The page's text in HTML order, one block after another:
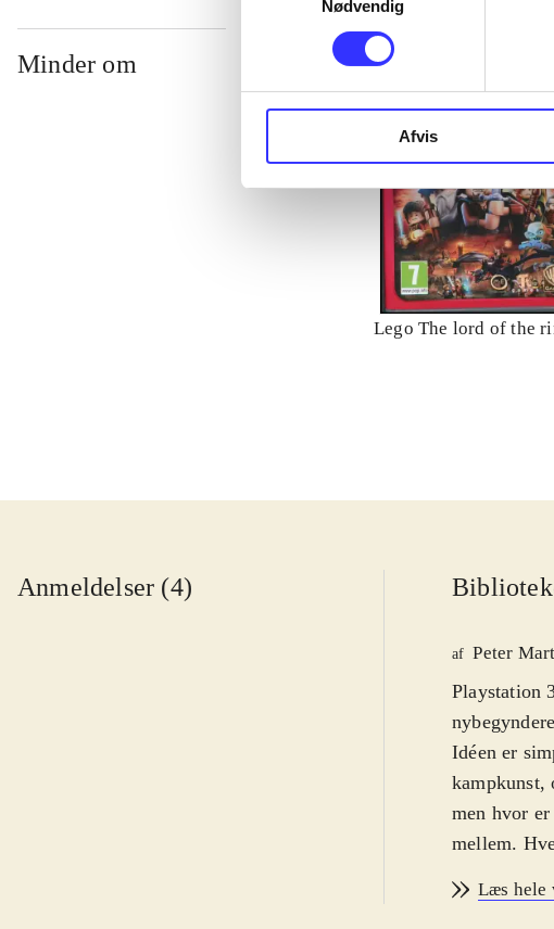
Nødvendig
Afvis
Minder om
Lego The lord of the
Anmeldelser (4)
af Peter
Playstation
Idéen er
kampkunst,
men hvor
mellem.
komme i
Læs hele